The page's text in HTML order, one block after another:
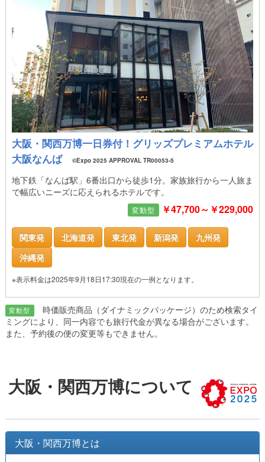
大阪・関西万博一日券付！グリッズプレミアムホテル
大阪なんば
©Expo 2025 APPROVAL TR00053-5
地下鉄「なんば駅」6番出口から徒歩1分。家族旅行から一人旅ま
で幅広いニーズに応えられるホテルです。
変動型 ￥47,700～￥229,000
関東発 北海道発 東北発 新潟発
九州発
沖縄発
※表示料金は2025年9月18日17:30現在の一例となります。
変動型 時価販売商品（ダイナミックパッケージ）のため検索タイ
ミングにより、同一内容でも旅行代金が異なる場合がございます。
また、予約後の便の変更等もできません。
大阪・関西万博について
大阪・関西万博とは